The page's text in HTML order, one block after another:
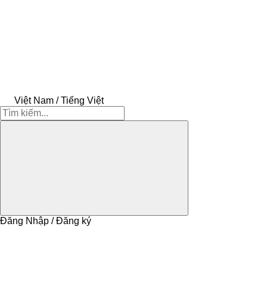
Việt Nam / Tiếng Việt
Đăng Nhập / Đăng ký